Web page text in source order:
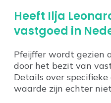
Heeft Ilja
vastgoed in
Pfeijffer wordt gezien
door het bezit van
Details over
waarde zijn echter